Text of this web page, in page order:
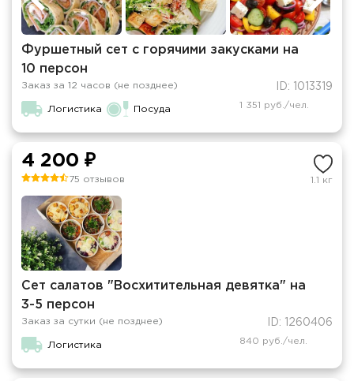
Фуршетный сет с горячими закусками на
10 персон
Заказ за 12 часов (не позднее) ID: 1013319
Логистика Посуда 1 351 руб./чел.
4 200 ₽
75 отзывов 1.1 кг
Сет салатов "Восхитительная девятка" на
3-5 персон
Заказ за сутки (не позднее) ID: 1260406
Логистика 840 руб./чел.